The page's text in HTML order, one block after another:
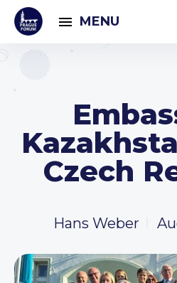
MENU
Czech
Hans Weber